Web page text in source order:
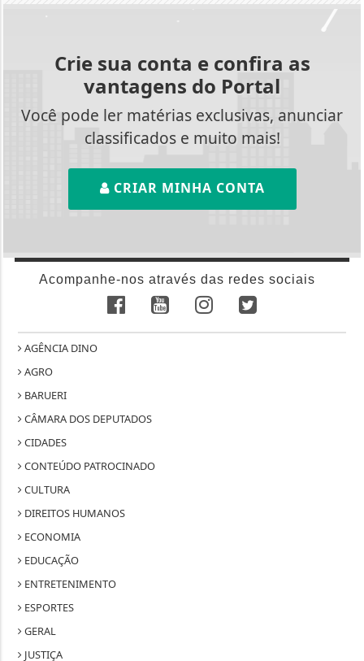
Crie sua conta e confira as
vantagens do Portal
Você pode ler matérias exclusivas, anunciar
classificados e muito mais!
CRIAR MINHA CONTA
Acompanhe-nos através das redes sociais
AGÊNCIA DINO
AGRO
BARUERI
CÂMARA DOS DEPUTADOS
CIDADES
CONTEÚDO PATROCINADO
CULTURA
DIREITOS HUMANOS
ECONOMIA
EDUCAÇÃO
ENTRETENIMENTO
ESPORTES
GERAL
JUSTIÇA